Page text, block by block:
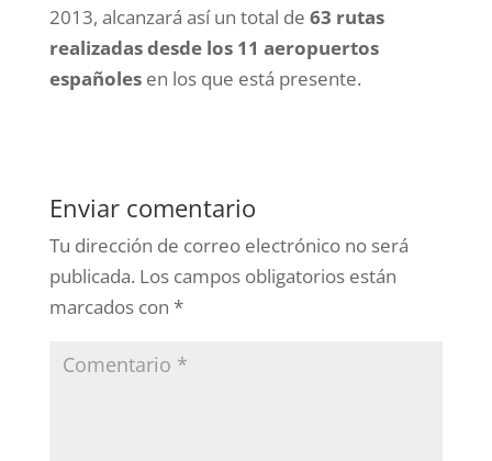
2013, alcanzará así un total de 63 rutas
realizadas desde los 11 aeropuertos
españolesen los que está presente.
Enviar comentario
Tu dirección de correo electrónico no será
publicada. Los campos obligatorios están
marcados con *